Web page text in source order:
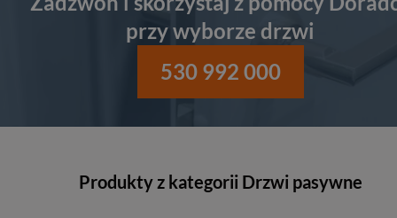
przy wyborze drzwi
530 992 000
Produkty z kategorii Drzwi pasywne